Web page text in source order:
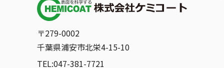
〒279-0002
千葉県浦安市北栄4-15-10
TEL:047-381-7721